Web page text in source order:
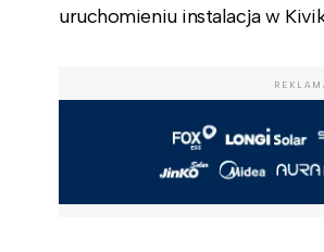
uruchomieniu instalacja w